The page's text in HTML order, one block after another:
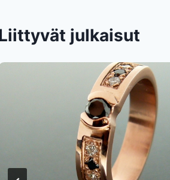
julkaisut